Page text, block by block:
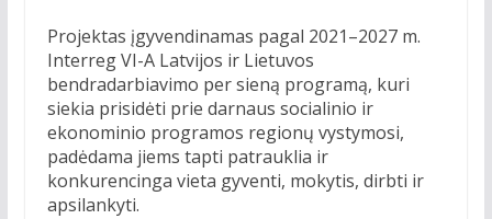
Projektas įgyvendinamas pagal 2021–2027 m.
Interreg VI-A Latvijos ir Lietuvos
bendradarbiavimo per sieną programą, kuri
siekia prisidėti prie darnaus socialinio ir
ekonominio programos regionų vystymosi,
padėdama jiems tapti patrauklia ir
konkurencinga vieta gyventi, mokytis, dirbti ir
apsilankyti.